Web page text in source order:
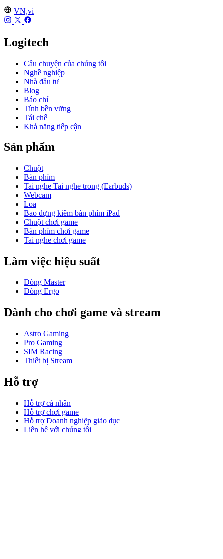
VN,vi
Logitech
Câu chuyện của chúng tôi
Nghề nghiệp
Nhà đầu tư
Blog
Báo chí
Tính bền vững
Tái chế
Khả năng tiếp cận
Sản phẩm
Chuột
Bàn phím
Tai nghe Tai nghe trong (Earbuds)
Webcam
Loa
Bao đựng kiêm bàn phím iPad
Chuột chơi game
Bàn phím chơi game
Tai nghe chơi game
Làm việc hiệu suất
Dòng Master
Dòng Ergo
Dành cho chơi game và stream
Astro Gaming
Pro Gaming
SIM Racing
Thiết bị Stream
Hỗ trợ
Hỗ trợ cá nhân
Hỗ trợ chơi game
Hỗ trợ Doanh nghiệp giáo dục
Liên hệ với chúng tôi